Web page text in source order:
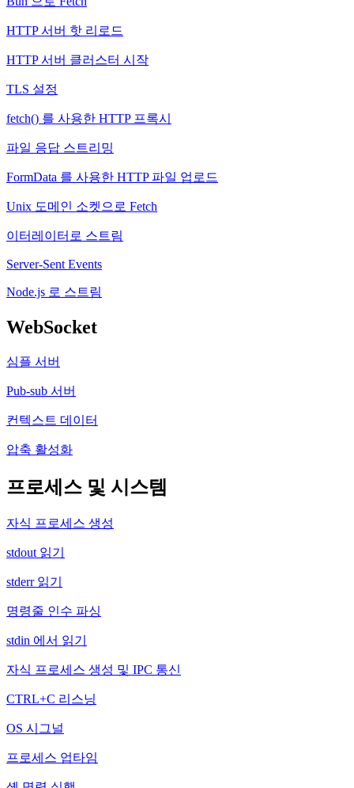
HTTP 서버 핫 리로드
HTTP 서버 클러스터 시작
TLS 설정
fetch() 를 사용한 HTTP 프록시
파일 응답 스트리밍
FormData 를 사용한 HTTP 파일 업로드
Unix 도메인 소켓으로 Fetch
이터레이터로 스트림
Server-Sent Events
Node.js 로 스트림
WebSocket
심플 서버
Pub-sub 서버
컨텍스트 데이터
압축 활성화
프로세스 및 시스템
자식 프로세스 생성
stdout 읽기
stderr 읽기
명령줄 인수 파싱
stdin 에서 읽기
자식 프로세스 생성 및 IPC 통신
CTRL+C 리스닝
OS 시그널
프로세스 업타임